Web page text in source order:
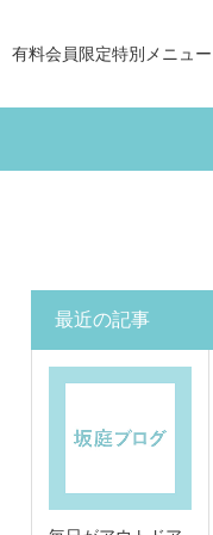
有料会員限定特別メニュー
最近の記事